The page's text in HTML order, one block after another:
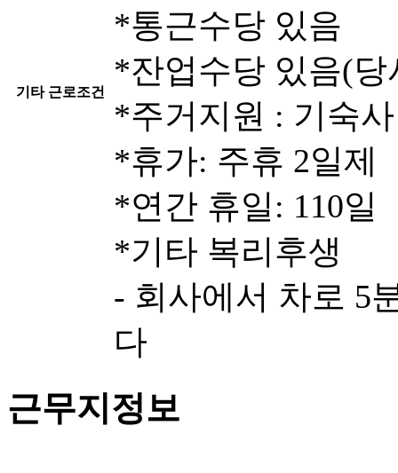
기타 근로조건
*통근수당 있음
*잔업수당 있음(
*주거지원 : 기숙
*휴가: 주휴 2일제
*연간 휴일: 110일
*기타 복리후생
- 회사에서 차로 5
다
근무지정보